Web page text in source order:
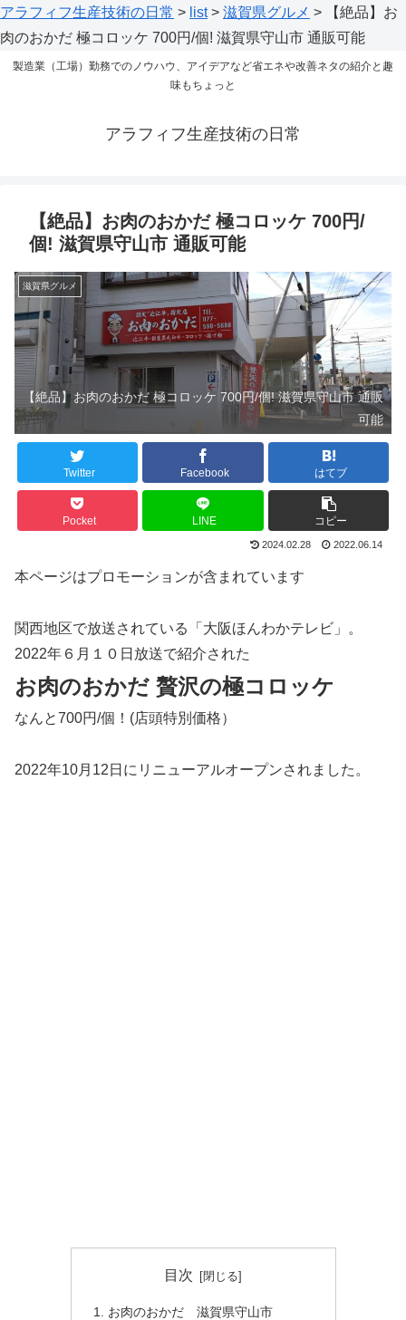
アラフィフ生産技術の日常 > list> 滋賀県グルメ >
【絶品】お
肉のおかだ 極コロッケ 700円/個! 滋賀県守山市 通販可能
製造業（工場）勤務でのノウハウ、アイデアなど省エネや改善ネタの紹介と趣
味もちょっと
アラフィフ生産技術の日常
【絶品】お肉のおかだ 極コロッケ 700円/
個! 滋賀県守山市 通販可能
滋賀県グルメ
【絶品】お肉のおかだ 極コロッケ 700円/個! 滋賀県守山市 通販
可能
Twitter Facebook はてブ
Pocket LINE コピー
2024.02.28 2022.06.14
本ページはプロモーションが含まれています
関西地区で放送されている「大阪ほんわかテレビ」。
2022年６月１０日放送で紹介された
お肉のおかだ 贅沢の極コロッケ
なんと700円/個！(店頭特別価格）
2022年10月12日にリニューアルオープンされました。
目次
お肉のおかだ 滋賀県守山市